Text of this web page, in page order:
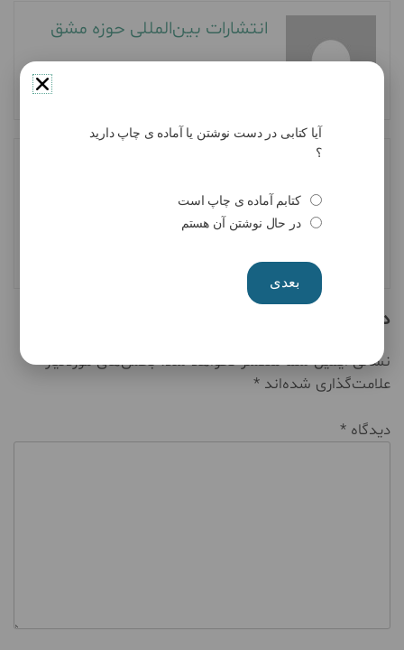
انتشارات بین‌المللی حوزه مشق
Previous Post
یادداشت دکتر فردین
احمدی درباره”زندگی‌نامه و
سید مرتضی عسکری”
اثری از احمد رضا امانی از
شاعران انتشارات حوزه مشق
دیدگاهتان را بنویسید
نشانی ایمیل شما منتشر نخواهد شد. بخش‌های موردنیاز
علامت‌گذاری شده‌اند *
دیدگاه *
آیا کتابی در دست نوشتن یا آماده ی چاپ دارید
؟
کتابم آماده ی چاپ است
در حال نوشتن آن هستم
بعدی